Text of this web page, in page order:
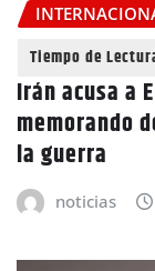
Irán acusa a
memorando
la guerra
noticias